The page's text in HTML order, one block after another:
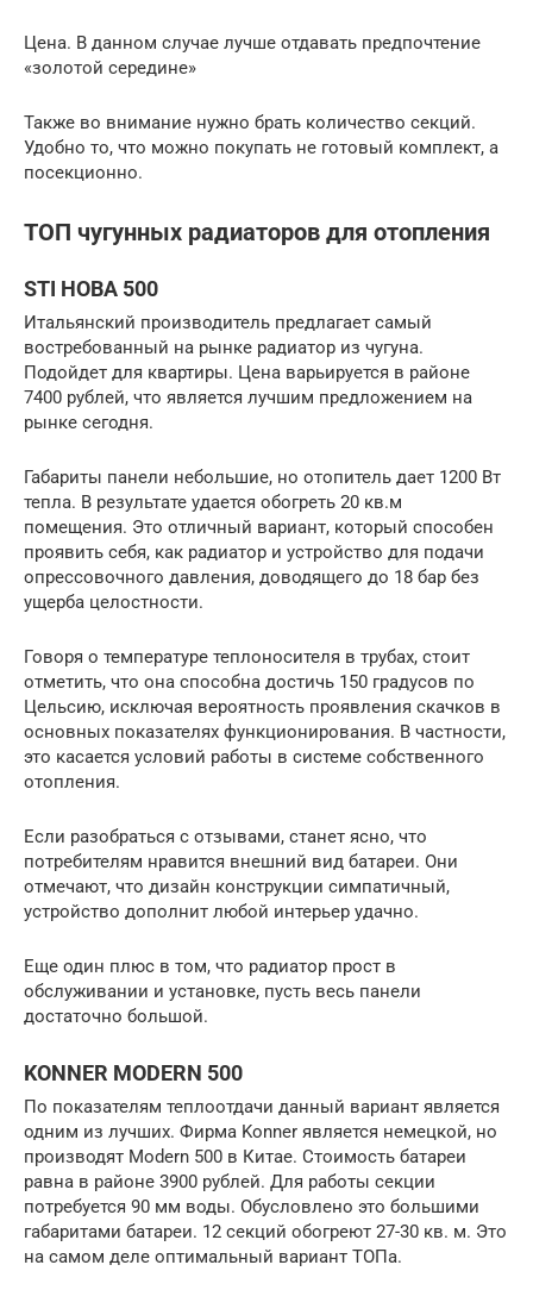
Цена. В данном случае лучше отдавать предпочтение
«золотой середине»
Также во внимание нужно брать количество секций.
Удобно то, что можно покупать не готовый комплект, а
посекционно.
ТОП чугунных радиаторов для отопления
STI НОВА 500
Итальянский производитель предлагает самый
востребованный на рынке радиатор из чугуна.
Подойдет для квартиры. Цена варьируется в районе
7400 рублей, что является лучшим предложением на
рынке сегодня.
Габариты панели небольшие, но отопитель дает 1200 Вт
тепла. В результате удается обогреть 20 кв.м
помещения. Это отличный вариант, который способен
проявить себя, как радиатор и устройство для подачи
опрессовочного давления, доводящего до 18 бар без
ущерба целостности.
Говоря о температуре теплоносителя в трубах, стоит
отметить, что она способна достичь 150 градусов по
Цельсию, исключая вероятность проявления скачков в
основных показателях функционирования. В частности,
это касается условий работы в системе собственного
отопления.
Если разобраться с отзывами, станет ясно, что
потребителям нравится внешний вид батареи. Они
отмечают, что дизайн конструкции симпатичный,
устройство дополнит любой интерьер удачно.
Еще один плюс в том, что радиатор прост в
обслуживании и установке, пусть весь панели
достаточно большой.
KONNER MODERN 500
По показателям теплоотдачи данный вариант является
одним из лучших. Фирма Konner является немецкой, но
производят Modern 500 в Китае. Стоимость батареи
равна в районе 3900 рублей. Для работы секции
потребуется 90 мм воды. Обусловлено это большими
габаритами батареи. 12 секций обогреют 27-30 кв. м. Это
на самом деле оптимальный вариант ТОПа.